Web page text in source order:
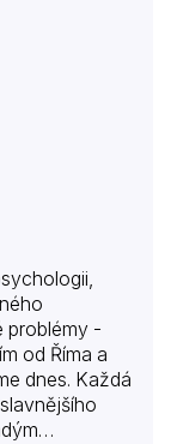
problémy -
od Říma a
dnes. Každá